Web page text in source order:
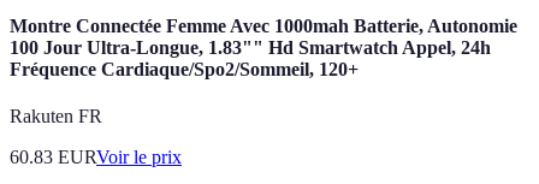
Montre Connectée Femme Avec 1000mah Batterie, Autonomie
100 Jour Ultra-Longue, 1.83"" Hd Smartwatch Appel, 24h
Fréquence Cardiaque/Spo2/Sommeil, 120+
Rakuten FR
60.83 EURVoir le prix